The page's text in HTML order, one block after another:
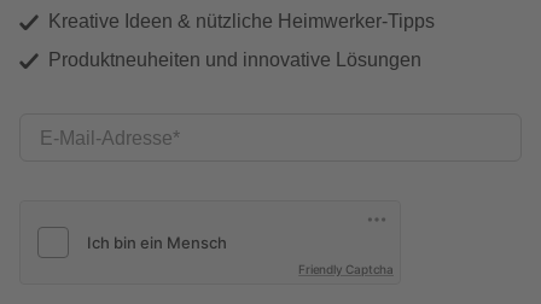
Kreative Ideen & nützliche Heimwerker-Tipps
Produktneuheiten und innovative Lösungen
E-Mail-Adresse
Friendly Captcha